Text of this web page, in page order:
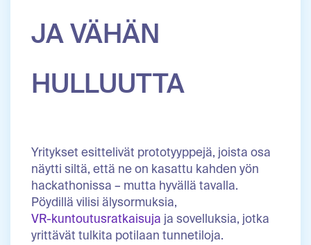
JA VÄHÄN
HULLUUTTA
Yritykset esittelivät prototyyppejä, joista osa
näytti siltä, että ne on kasattu kahden yön
hackathonissa – mutta hyvällä tavalla.
Pöydillä vilisi älysormuksia,
VR-kuntoutusratkaisuja ja sovelluksia, jotka
yrittävät tulkita potilaan tunnetiloja.